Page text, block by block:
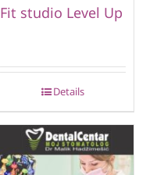
Fit studio Level Up
Details